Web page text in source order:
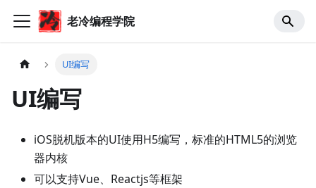
老冷编程学院
UI编写
UI编写
iOS脱机版本的UI使用H5编写，标准的HTML5的浏览
器内核
可以支持Vue、Reactjs等框架